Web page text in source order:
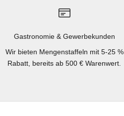
Gastronomie & Gewerbekunden
Wir bieten Mengenstaffeln mit 5-25 %
Rabatt, bereits ab 500 € Warenwert.